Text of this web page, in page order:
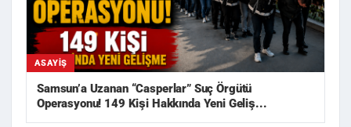
ASAYIŞ
Samsun’a Uzanan “Casperlar” Suç Örgütü
Operasyonu! 149 Kişi Hakkında Yeni Geliş...